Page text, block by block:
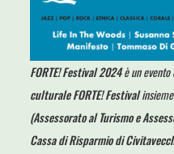
FORTE! Festival 2024è un evento
culturale FORTE! Festival
(Assessorato al Turismo e
Cassa di Risparmio di